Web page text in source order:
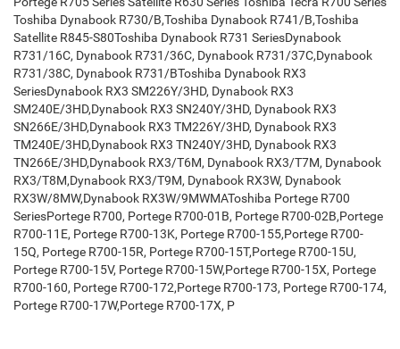
Toshiba Dynabook R730/B,Toshiba Dynabook R741/B,Toshiba
Satellite R845-S80Toshiba Dynabook R731 SeriesDynabook
R731/16C, Dynabook R731/36C, Dynabook R731/37C,Dynabook
R731/38C, Dynabook R731/BToshiba Dynabook RX3
SeriesDynabook RX3 SM226Y/3HD, Dynabook RX3
SM240E/3HD,Dynabook RX3 SN240Y/3HD, Dynabook RX3
SN266E/3HD,Dynabook RX3 TM226Y/3HD, Dynabook RX3
TM240E/3HD,Dynabook RX3 TN240Y/3HD, Dynabook RX3
TN266E/3HD,Dynabook RX3/T6M, Dynabook RX3/T7M, Dynabook
RX3/T8M,Dynabook RX3/T9M, Dynabook RX3W, Dynabook
RX3W/8MW,Dynabook RX3W/9MWMAToshiba Portege R700
SeriesPortege R700, Portege R700-01B, Portege R700-02B,Portege
R700-11E, Portege R700-13K, Portege R700-155,Portege R700-
15Q, Portege R700-15R, Portege R700-15T,Portege R700-15U,
Portege R700-15V, Portege R700-15W,Portege R700-15X, Portege
R700-160, Portege R700-172,Portege R700-173, Portege R700-174,
Portege R700-17W,Portege R700-17X, P